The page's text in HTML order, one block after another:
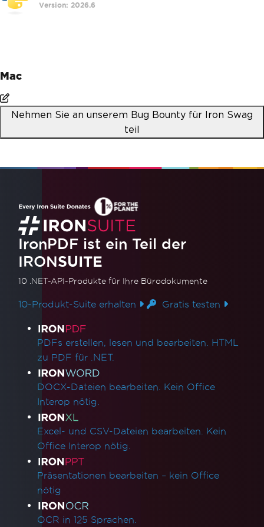
Version: 2026.6
Mac
Nehmen Sie an unserem Bug Bounty für Iron Swag
teil
IronPDF ist ein Teil der
IRONSUITE
10 .NET-API-Produkte für Ihre Bürodokumente
10-Produkt-Suite erhalten Gratis testen
Produktlinks
PDFs erstellen, lesen und bearbeiten. HTML
zu PDF für .NET.
DOCX-Dateien bearbeiten. Kein Office
Interop nötig.
Excel- und CSV-Dateien bearbeiten. Kein
Office Interop nötig.
Präsentationen bearbeiten – kein Office
nötig
OCR in 125 Sprachen.